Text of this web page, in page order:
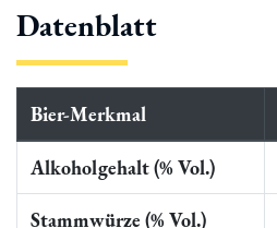
Datenblatt
Bier-Merkmal
Alkoholgehalt (% Vol.)
Stammwürze (% Vol.)